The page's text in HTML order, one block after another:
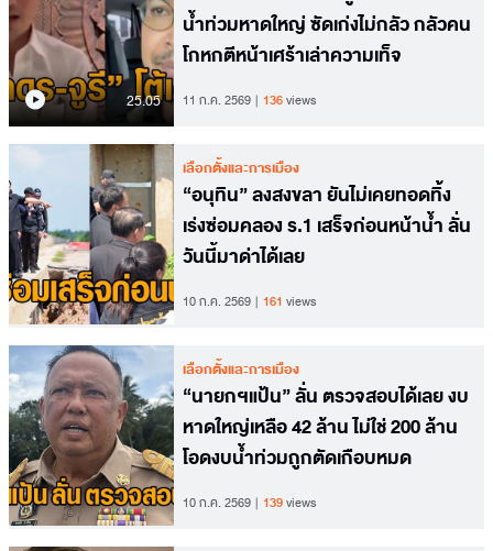
25.05
น้ำท่วมหาดใหญ่ ซัดเก่งไม่กลัว กลัวคน
โกหกตีหน้าเศร้าเล่าความเท็จ
11 ก.ค. 2569 136views
เลือกตั้งและการเมือง
“อนุทิน” ลงสงขลา ยันไม่เคยทอดทิ้ง
เร่งซ่อมคลอง ร.1 เสร็จก่อนหน้าน้ำ ลั่น
วันนี้มาด่าได้เลย
10 ก.ค. 2569 161 views
เลือกตั้งและการเมือง
“นายกฯแป้น” ลั่น ตรวจสอบได้เลย งบ
หาดใหญ่เหลือ 42 ล้าน ไม่ใช่ 200 ล้าน
โอดงบน้ำท่วมถูกตัดเกือบหมด
10 ก.ค. 2569 139views